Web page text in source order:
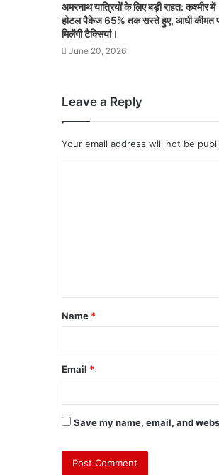
अमरनाथ यात्रियों के लिए बड़ी राहत: कश्मीर में
होटल पैकेज 65% तक सस्ते हुए, आधी कीमत
मिलेंगी टैक्सियां।
June 20, 2026
Leave a Reply
Your email address will not be
Name *
Email *
Save my name, email, and